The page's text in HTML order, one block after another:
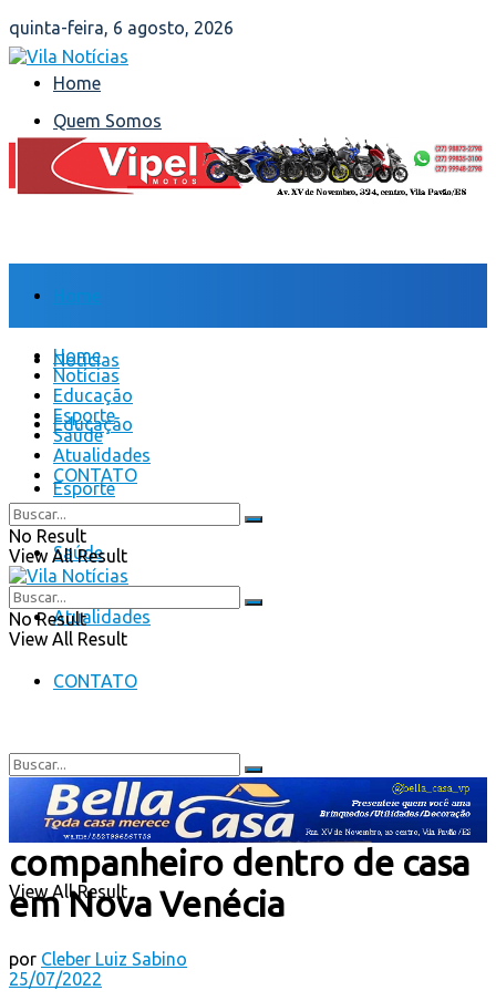
quinta-feira, 6 agosto, 2026
Home
Quem Somos
Fale Conosco
Home
Notícias
Educação
Esporte
Saúde
Atualidades
CONTATO
No Result
View All Result
Home
Notícias
Educação
Esporte
Saúde
Atualidades
CONTATO
No Result
View All Result
No Result
View All Result
Mulher é assassinada pelo
companheiro dentro de casa
em Nova Venécia
por Cleber Luiz Sabino
25/07/2022